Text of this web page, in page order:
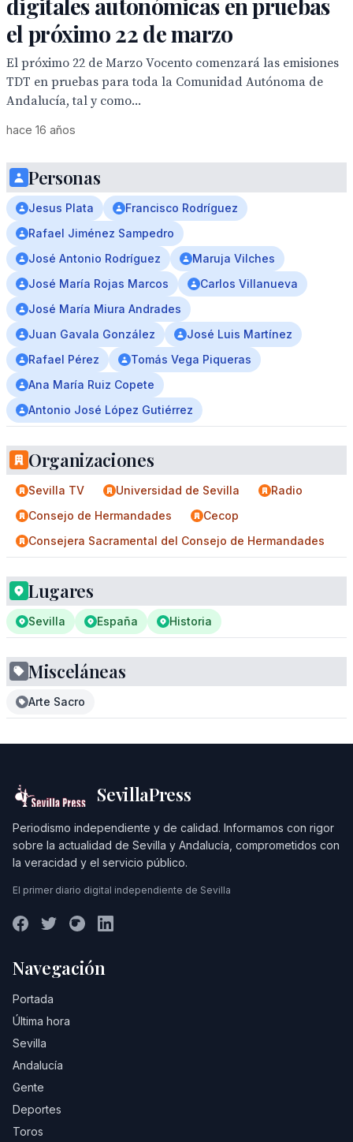
digitales autonómicas en pruebas
el próximo 22 de marzo
El próximo 22 de Marzo Vocento comenzará las emisiones
TDT en pruebas para toda la Comunidad Autónoma de
Andalucía, tal y como...
hace 16 años
Personas
Jesus Plata
Francisco Rodríguez
Rafael Jiménez Sampedro
José Antonio Rodríguez
Maruja Vilches
José María Rojas Marcos
Carlos Villanueva
José María Miura Andrades
Juan Gavala González
José Luis Martínez
Rafael Pérez
Tomás Vega Piqueras
Ana María Ruiz Copete
Antonio José López Gutiérrez
Organizaciones
Sevilla TV Universidad de Sevilla
Radio
Consejo de Hermandades
Cecop
Consejera Sacramental del Consejo de Hermandades
Lugares
Sevilla España Historia
Misceláneas
Arte Sacro
SevillaPress
Periodismo independiente y de calidad. Informamos con rigor
sobre la actualidad de Sevilla y Andalucía, comprometidos con
la veracidad y el servicio público.
El primer diario digital independiente de Sevilla
Navegación
Portada
Última hora
Sevilla
Andalucía
Gente
Deportes
Toros